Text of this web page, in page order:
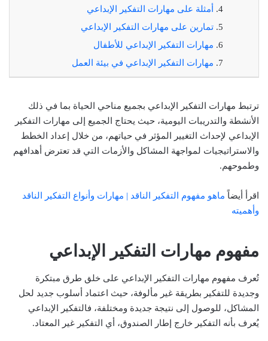
أمثلة على مهارات التفكير الإبداعي
تمارين على مهارات التفكير الإبداعي
مهارات التفكير الإبداعي للأطفال
مهارات التفكير الإبداعي في بيئة العمل
ترتبط مهارات التفكير الإبداعي بجميع مناحي الحياة بما في ذلك
الأنشطة والتدريبات اليومية، حيث يحتاج الجميع إلى مهارات التفكير
الإبداعي لإحداث التغيير المؤثر في حياتهم، من خلال إعداد الخطط
والاستراتيجيات لمواجهة المشاكل والأزمات التي قد تعترض أهدافهم
وطموحهم.
اقرأ أيضاً ماهو مفهوم التفكير الناقد | مهارات وأنواع التفكير الناقد
وأهميته
مفهوم مهارات التفكير الإبداعي
تُعرف مفهوم مهارات التفكير الإبداعي على خلق طرق مبتكرة
وجديدة للتفكير بطريقة غير مألوفة، حيث اعتماد أسلوب جديد لحل
المشاكل، للوصول إلى نتيجة جديدة ومختلفة، فالتفكير الإبداعي
يُعرف بأنه التفكير خارج إطار الصندوق، أي التفكير غير المعتاد.